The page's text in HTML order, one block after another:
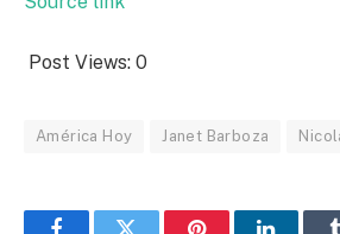
Post Views: 0
América Hoy Janet Barboza